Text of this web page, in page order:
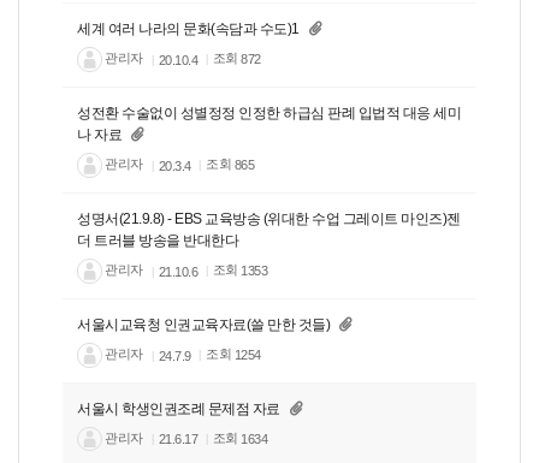
세계 여러 나라의 문화(속담과 수도)1
관리자 20.10.4 조회872
성전환 수술없이 성별정정 인정한 하급심 판례 입법적 대응 세미
나 자료
관리자 20.3.4 조회 865
성명서(21.9.8) - EBS 교육방송 (위대한 수업 그레이트 마인즈)젠
더 트러블 방송을 반대한다
관리자 21.10.6 조회 1353
서울시교육청 인권교육자료(쓸 만한 것들)
관리자 24.7.9 조회 1254
서울시 학생인권조례 문제점 자료
관리자 21.6.17 조회 1634